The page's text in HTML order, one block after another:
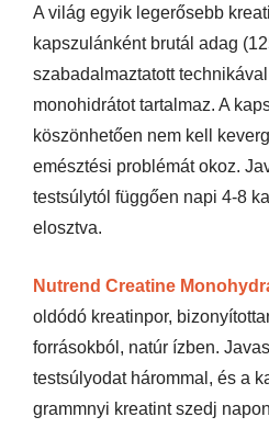
A világ egyik legerősebb
kapszulánként brutál adag
szabadalmaztatott
monohidrátot tartalmaz. A
köszönhetően nem kell
emésztési problémát okoz.
testsúlytól függően napi 4-8
elosztva.
Nutrend Creatine
oldódó kreatinpor,
forrásokból, natúr ízben.
testsúlyodat hárommal, és a
grammnyi kreatint szedj